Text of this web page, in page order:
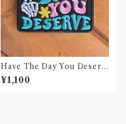
Have The Day You Deserv
e 刺繍ワッペン Patch
¥1,100